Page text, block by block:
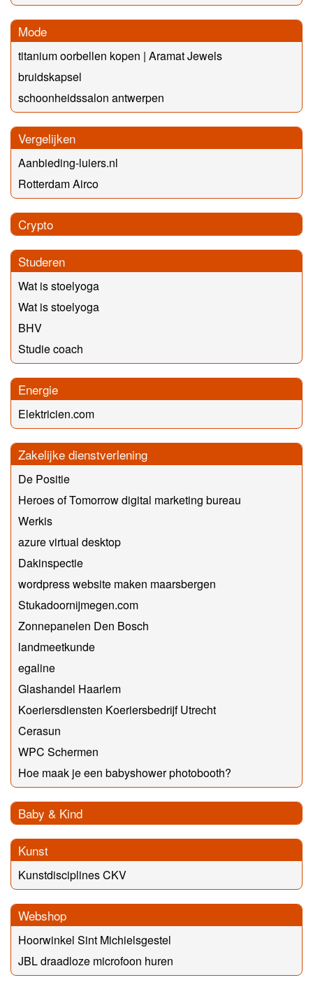
Mode
titanium oorbellen kopen | Aramat Jewels
bruidskapsel
schoonheidssalon antwerpen
Vergelijken
Aanbieding-luiers.nl
Rotterdam Airco
Crypto
Studeren
Wat is stoelyoga
Wat is stoelyoga
BHV
Studie coach
Energie
Elektricien.com
Zakelijke dienstverlening
De Positie
Heroes of Tomorrow digital marketing bureau
Werkis
azure virtual desktop
Dakinspectie
wordpress website maken maarsbergen
Stukadoornijmegen.com
Zonnepanelen Den Bosch
landmeetkunde
egaline
Glashandel Haarlem
Koeriersdiensten Koeriersbedrijf Utrecht
Cerasun
WPC Schermen
Hoe maak je een babyshower photobooth?
Baby & Kind
Kunst
Kunstdisciplines CKV
Webshop
Hoorwinkel Sint Michielsgestel
JBL draadloze microfoon huren